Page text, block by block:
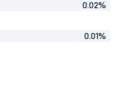
0.02%
0.01%